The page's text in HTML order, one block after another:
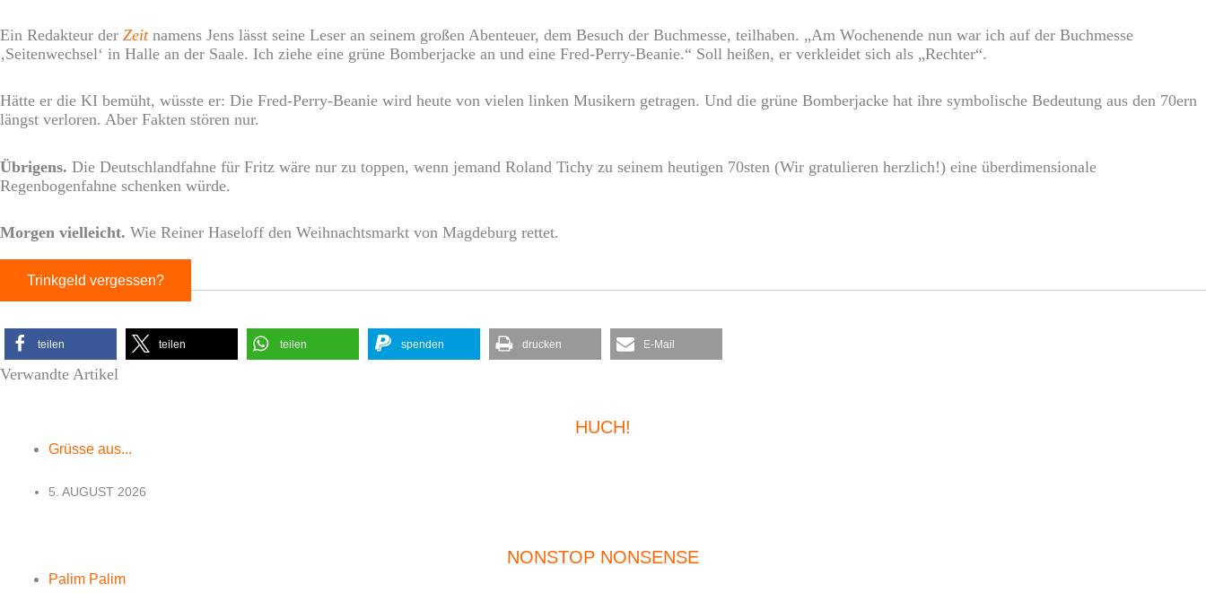
Ein Redakteur der Zeit namens Jens lässt seine Leser an seinem großen Abenteuer, dem Besuch der Buchmesse, teilhaben. „Am Wochenende nun war ich auf der Buchmesse
‚Seitenwechsel‘ in Halle an der Saale. Ich ziehe eine grüne Bomberjacke an und eine Fred-Perry-Beanie.“ Soll heißen, er verkleidet sich als „Rechter“.
Hätte er die KI bemüht, wüsste er: Die Fred-Perry-Beanie wird heute von vielen linken Musikern getragen. Und die grüne Bomberjacke hat ihre symbolische Bedeutung aus den 70ern
längst verloren. Aber Fakten stören nur.
Übrigens. Die Deutschlandfahne für Fritz wäre nur zu toppen, wenn jemand Roland Tichy zu seinem heutigen 70sten (Wir gratulieren herzlich!) eine überdimensionale
Regenbogenfahne schenken würde.
Morgen vielleicht. Wie Reiner Haseloff den Weihnachtsmarkt von Magdeburg rettet.
Trinkgeld vergessen?
teilen teilen teilen spenden drucken E-Mail
Verwandte Artikel
HUCH!
Grüsse aus...
5. AUGUST 2026
NONSTOP NONSENSE
Palim Palim